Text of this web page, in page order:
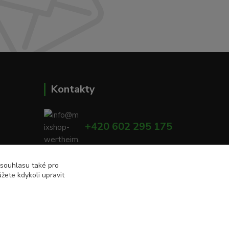
Kontakty
+420 602 295 175
také pro
kdykoli upravit